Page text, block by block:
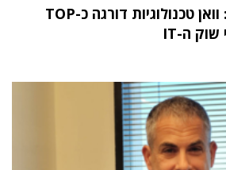
מחקר STKI השנתי: וואן טכנולוגיות דורגה כ-TOP